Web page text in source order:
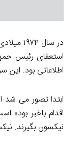
در سال
استعفای رئیس­
اطلاعاتی بود. این
ابتدا تصور می­
اقدام باخبر بوده
نیکسون بگیرند.